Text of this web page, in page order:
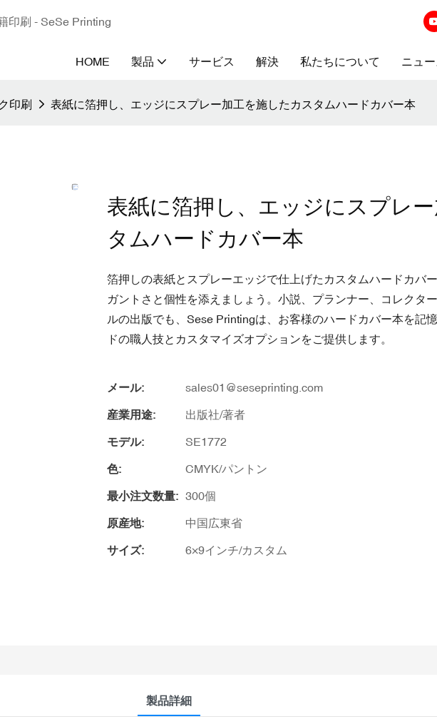
印刷 - SeSe Printing
HOME 製品 サービス 解決 私たちについて ニュー
印刷 表紙に箔押し、エッジにスプレー加工を施したカスタムハードカバー本
表紙に箔押し、エッジにスプレ
タムハードカバー本
箔押しの表紙とスプレーエッジで仕上げたカスタムハードカバ
ガントさと個性を添えましょう。小説、プランナー、コレクタ
ルの出版でも、Sese Printingは、お客様のハードカバー本を記
ドの職人技とカスタマイズオプションをご提供します。
メール: sales01@seseprinting.com
産業用途: 出版社/著者
モデル: SE1772
色: CMYK/パントン
最小注文数量: 300個
原産地: 中国広東省
サイズ: 6×9インチ/カスタム
製品詳細